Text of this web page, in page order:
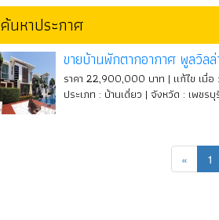
ค้นหาประกาศ
ขายบ้านพักตากอากาศ พูลวิล
ราคา 22,900,000 บาท | แก้ไข เ
ประเภท : บ้านเดี่ยว | จังหวัด : เพชรบุ
« 1